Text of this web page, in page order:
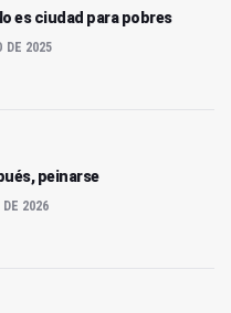
es ciudad para pobres
DE 2025
peinarse
DE 2026